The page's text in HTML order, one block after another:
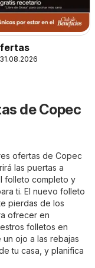
de Copec
ofertas de Copec
las puertas a
folleto completo y
ti. El nuevo folleto
pierdas de los
ofrecer en
folletos en
un ojo a las rebajas
tu casa, y planifica